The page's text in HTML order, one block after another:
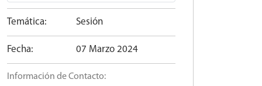
Temática: Sesión
Fecha: 07 Marzo 2024
Información de Contacto: